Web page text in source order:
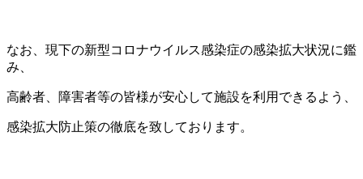
なお、現下の新型コロナウイルス感染症の感染拡大状況に鑑
み、
高齢者、障害者等の皆様が安心して施設を利用できるよう、
感染拡大防止策の徹底を致しております。